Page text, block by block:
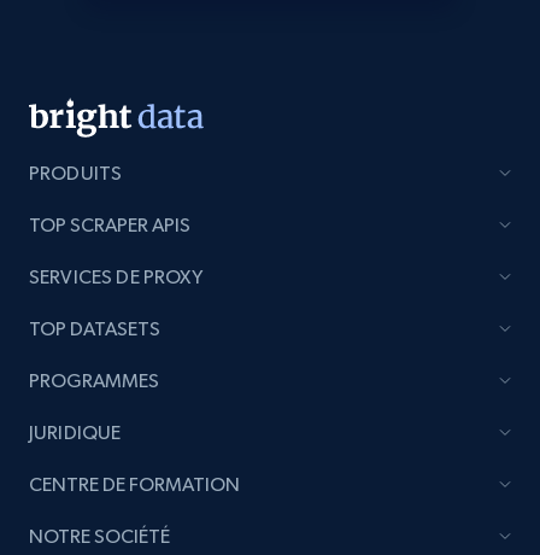
more.
2.1K+
Etsy
URL, Product id, Listing inventory id, Title, Rating,
price, and more.
PRODUITS
TOP SCRAPER APIS
SERVICES DE PROXY
TOP DATASETS
PROGRAMMES
JURIDIQUE
CENTRE DE FORMATION
NOTRE SOCIÉTÉ